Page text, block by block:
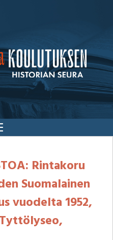
Rintakoru
Suomalainen
vuodelta 1952,